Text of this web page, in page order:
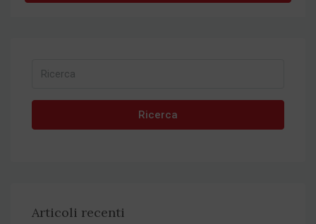
Ricerca
Articoli recenti